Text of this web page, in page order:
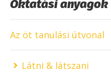
Oktatási anyagok
Az öt tanulási útvonal
Látni & látszani